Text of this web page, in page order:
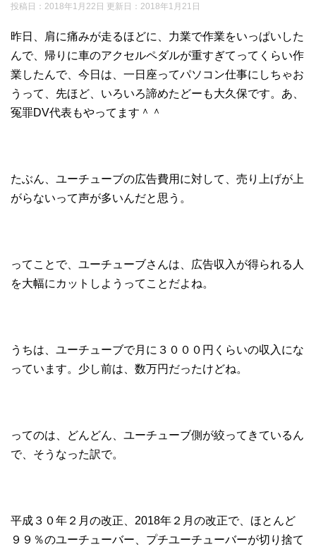
投稿日：2018年1月22日 更新日： 2018年1月21日
昨日、肩に痛みが走るほどに、力業で作業をいっぱいした
んで、帰りに車のアクセルペダルが重すぎてってくらい作
業したんで、今日は、一日座ってパソコン仕事にしちゃお
うって、先ほど、いろいろ諦めたどーも大久保です。あ、
冤罪DV代表もやってます＾＾
たぶん、ユーチューブの広告費用に対して、売り上げが上
がらないって声が多いんだと思う。
ってことで、ユーチューブさんは、広告収入が得られる人
を大幅にカットしようってことだよね。
うちは、ユーチューブで月に３０００円くらいの収入にな
っています。少し前は、数万円だったけどね。
ってのは、どんどん、ユーチューブ側が絞ってきているん
で、そうなった訳で。
平成３０年２月の改正、2018年２月の改正で、ほとんど
９９％のユーチューバー、プチユーチューバーが切り捨て